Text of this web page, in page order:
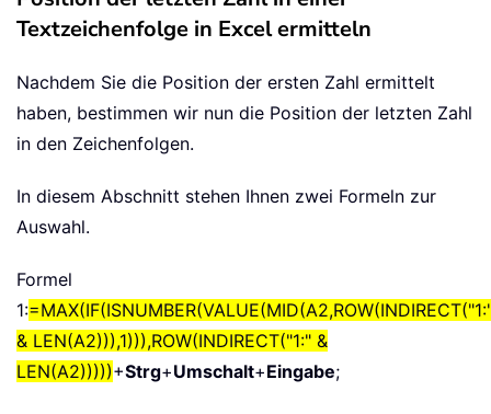
Textzeichenfolge in Excel ermitteln
Nachdem Sie die Position der ersten Zahl ermittelt
haben, bestimmen wir nun die Position der letzten Zahl
in den Zeichenfolgen.
In diesem Abschnitt stehen Ihnen zwei Formeln zur
Auswahl.
Formel
1:
& LEN(A2))),1))),ROW(INDIRECT("1:" &
LEN(A2)))))+Strg+Umschalt+Eingabe;